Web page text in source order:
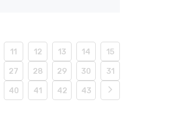
11 12 13 14 15
27 28 29 30 31
40 41 42 43